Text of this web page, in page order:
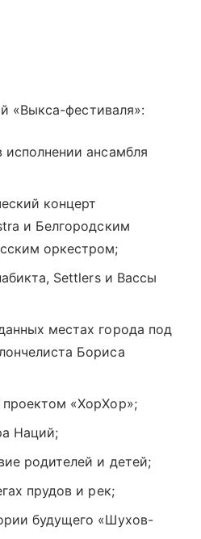
«Выкса-фестиваля»:
ансамбля
концерт
и Белгородским
оркестром;
Settlers и Вассы
местах города под
Бориса
«ХорХор»;
Наций;
родителей и детей;
прудов и рек;
будущего «Шухов-